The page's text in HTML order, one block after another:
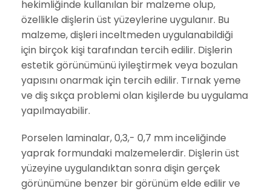
hekimliğinde kullanılan bir malzeme olup,
özellikle dişlerin üst yüzeylerine uygulanır. Bu
malzeme, dişleri inceltmeden uygulanabildiği
için birçok kişi tarafından tercih edilir. Dişlerin
estetik görünümünü iyileştirmek veya bozulan
yapısını onarmak için tercih edilir. Tırnak yeme
ve diş sıkça problemi olan kişilerde bu uygulama
yapılmayabilir.
Porselen laminalar, 0,3,- 0,7 mm inceliğinde
yaprak formundaki malzemelerdir. Dişlerin üst
yüzeyine uygulandıktan sonra dişin gerçek
görünümüne benzer bir görünüm elde edilir ve